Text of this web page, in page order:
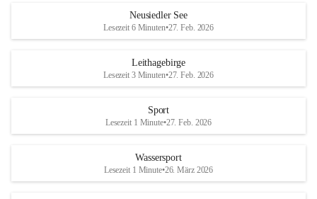
S
und den daraus folgenden wirtschaftlichen
Maßnahmen zur Bekämpfung
Rebe und der Amerikanischen
Anhang VBl. EU Nr. 18
1 Seite•1,4 MB
r
S
Neusiedler See
Lesezeit 6 Minuten•27. Feb. 2026
Leithagebirge
Lesezeit 3 Minuten•27. Feb. 2026
Sport
Lesezeit 1 Minute•27. Feb. 2026
Wassersport
Lesezeit 1 Minute•26. März 2026